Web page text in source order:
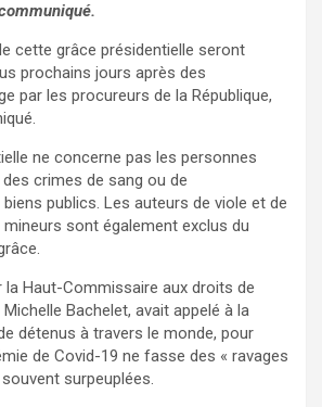
cette grâce présidentielle seront
prochains jours après des
par les procureurs de la République,
ne concerne pas les personnes
crimes de sang ou de
publics. Les auteurs de viole et de
sont également exclus du
la Haut-Commissaire aux droits de
Michelle Bachelet, avait appelé à la
détenus à travers le monde, pour
de Covid-19 ne fasse des « ravages
surpeuplées.